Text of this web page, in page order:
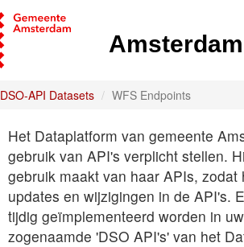
DSO-API Datasets WFS Endpoints
Het Dataplatform van gemeente
gebruik van API's verplicht stellen.
gebruik maakt van haar APIs,
updates en wijzigingen in de API's.
tijdig geïmplementeerd worden in
zogenaamde 'DSO API's' van het